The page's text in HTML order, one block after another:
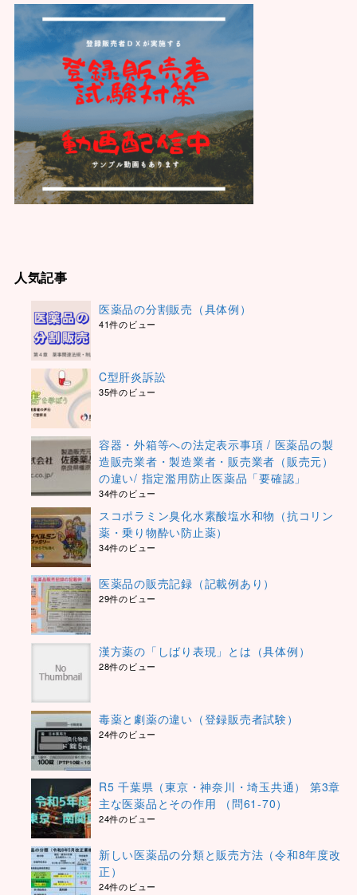
人気記事
医薬品の分割販売（具体例）
41件のビュー
C型肝炎訴訟
35件のビュー
容器・外箱等への法定表示事項 / 医薬品の製
造販売業者・製造業者・販売業者（販売元）
の違い/ 指定濫用防止医薬品「要確認」
34件のビュー
スコポラミン臭化水素酸塩水和物（抗コリン
薬・乗り物酔い防止薬）
34件のビュー
医薬品の販売記録（記載例あり）
29件のビュー
漢方薬の「しばり表現」とは（具体例）
28件のビュー
毒薬と劇薬の違い（登録販売者試験）
24件のビュー
R5 千葉県（東京・神奈川・埼玉共通） 第3章
主な医薬品とその作用 （問61-70）
24件のビュー
新しい医薬品の分類と販売方法（令和8年度改
正）
24件のビュー